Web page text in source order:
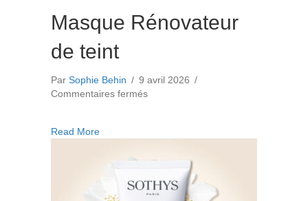
Masque Rénovateur
de teint
Par Sophie Behin / 9 avril 2026 /
Commentaires ferméssur
Read Moreabout Masque Rénovateur de teint